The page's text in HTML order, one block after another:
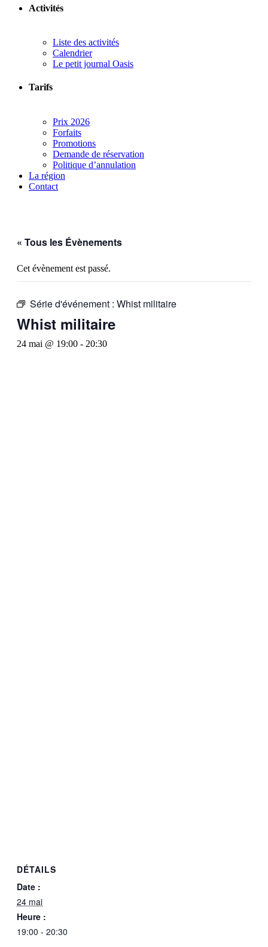
Activités
Liste des activités
Calendrier
Le petit journal Oasis
Tarifs
Prix 2026
Forfaits
Promotions
Demande de réservation
Politique d’annulation
La région
Contact
« Tous les Évènements
Cet évènement est passé.
Série d'événement : Whist militaire
Whist militaire
24 mai @ 19:00 - 20:30
DÉTAILS
Date :
24 mai
Heure :
19:00 - 20:30